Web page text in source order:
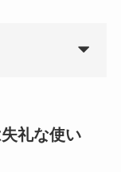
礼な使い